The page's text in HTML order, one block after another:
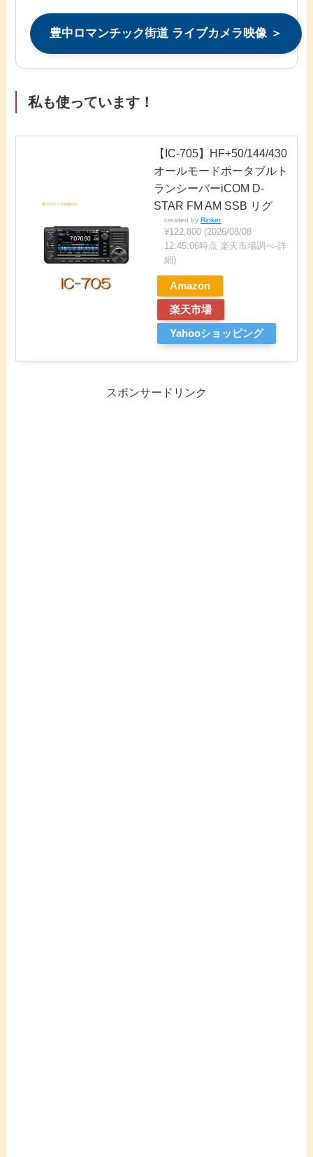
豊中ロマンチック街道 ライブカメラ映像 ＞
私も使っています！
【IC-705】HF+50/144/430
オールモードポータブルト
ランシーバーiCOM D-
STAR FM AM SSB リグ
created byRinker
¥122,800 (2026/08/08
12:45:06時点 楽天市場調べ-詳
細)
Amazon
楽天市場
Yahooショッピング
スポンサードリンク